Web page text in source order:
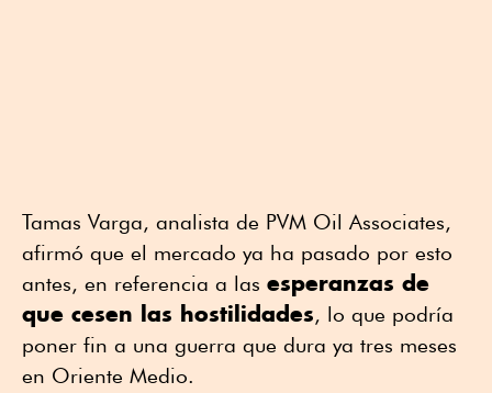
Tamas Varga, analista de PVM Oil Associates,
afirmó que el mercado ya ha pasado por esto
antes, en referencia a las esperanzas de
que cesen las hostilidades, lo que podría
poner fin a una guerra que dura ya tres meses
en Oriente Medio.